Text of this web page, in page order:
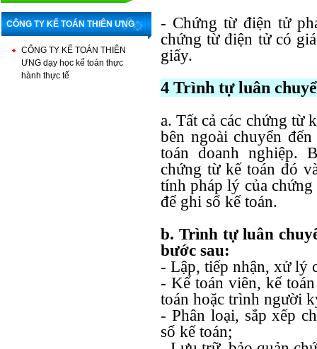
CÔNG TY KẾ TOÁN THIÊN ƯNG
CÔNG TY KẾ TOÁN THIÊN
ƯNG dạy học kế toán thực
hành thực tế
- Chứng từ điện tử
chứng từ điện tử có
giấy.
4 Trình tự luân
a. Tất cả các chứng từ
bên ngoài chuyển
toán doanh nghiệp.
chứng từ kế toán đó
tính pháp lý của
để ghi sổ kế toán.
b. Trình tự luân
bước sau:
- Lập, tiếp nhận, xử lý
- Kế toán viên, kế
toán hoặc trình người
- Phân loại, sắp xếp
sổ kế toán;